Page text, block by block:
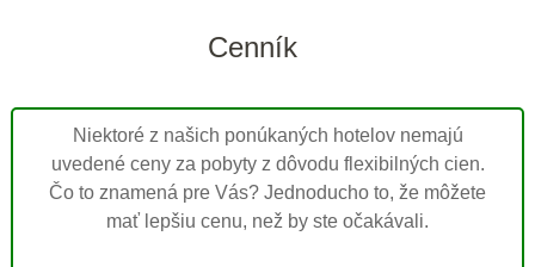
Cenník
Niektoré z našich ponúkaných hotelov nemajú
uvedené ceny za pobyty z dôvodu flexibilných cien.
Čo to znamená pre Vás? Jednoducho to, že môžete
mať lepšiu cenu, než by ste očakávali.